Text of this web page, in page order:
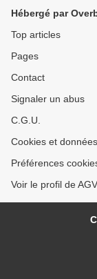
Hébergé par
Top articles
Pages
Contact
Signaler un abus
C.G.U.
Cookies et
Préférences
Voir le profil de